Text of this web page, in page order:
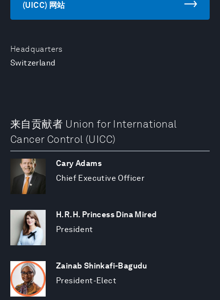
Headquarters
Switzerland
(UICC) 网站
来自贡献者 Union for International
Cancer Control (UICC)
Cary Adams
Chief Executive Officer
H.R.H. Princess Dina Mired
President
Zainab Shinkafi-Bagudu
President-Elect